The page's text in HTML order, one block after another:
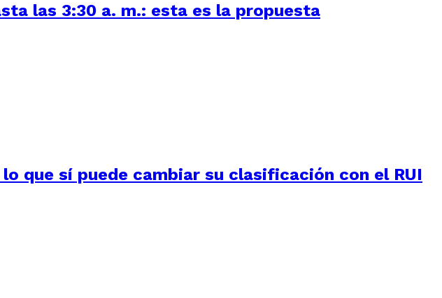
las 3:30 a. m.: esta es la propuesta
que sí puede cambiar su clasificación con el RUI